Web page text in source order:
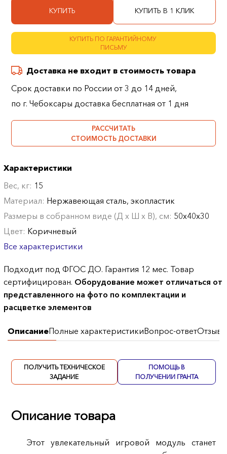
КУПИТЬ КУПИТЬ В 1 КЛИК
КУПИТЬ ПО ГАРАНТИЙНОМУ
ПИСЬМУ
Доставка не входит в стоимость товара
Срок доставки по России от 3 до 14 дней,
по г. Чебоксары доставка бесплатная от 1 дня
РАССЧИТАТЬ
СТОИМОСТЬ ДОСТАВКИ
Характеристики
Вес, кг: 15
Материал: Нержавеющая сталь, экопластик
Размеры в собранном виде (Д х Ш х В), см: 50х40х30
Цвет: Коричневый
Все характеристики
Подходит под ФГОС ДО. Гарантия 12 мес. Товар
сертифицирован. Оборудование может отличаться от
представленного на фото по комплектации и
расцветке элементов
ОписаниеПолные характеристикиВопрос-ответОтзывы
ПОЛУЧИТЬ ТЕХНИЧЕСКОЕ
ЗАДАНИЕ
ПОМОЩЬ В
ПОЛУЧЕНИИ ГРАНТА
Описание товара
Этот увлекательный игровой модуль станет